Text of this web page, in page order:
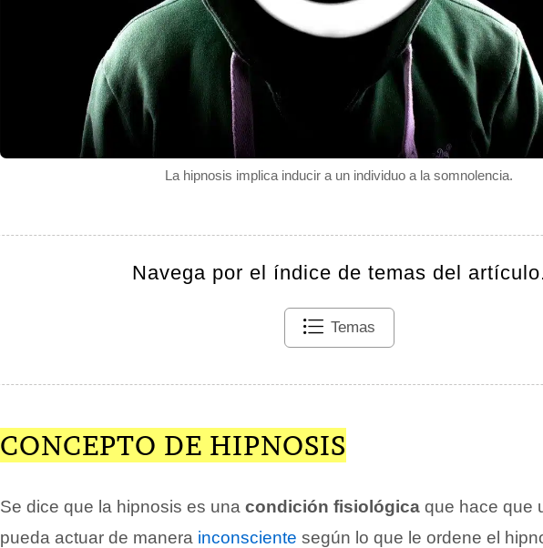
La hipnosis implica inducir a un individuo a la somnolencia.
Navega por el índice de temas del
Temas
CONCEPTO DE HIPNOSIS
Se dice que la hipnosis es una condición fisiológica que hace que
pueda actuar de manera inconsciente según lo que le ordene el